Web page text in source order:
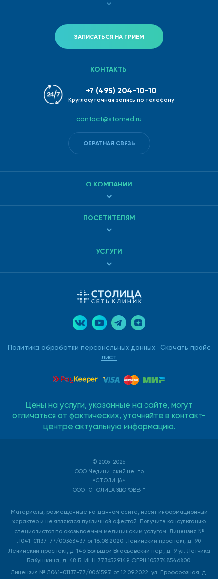
ЗАПИСАТЬСЯ НА ПРИЕМ
Политика обработки персональных данных
Скачать прайс
лист
О КОМПАНИИ
ПОСЕТИТЕЛЯМ
УСЛУГИ
КОНТАКТЫ
+7 (495) 204-10-10
Круглосуточная запись по телефону
contact@stomed.ru
ОБРАТНАЯ СВЯЗЬ
Цены на услуги, указанные на сайте, могут
отличаться от фактических, уточняйте в контакт-
центре актуальную информацию.
© 2006-2026
ООО Медицинский центр
«СТОЛИЦА»
ООО "СТОЛИЦА ЗДОРОВЬЯ"
Материалы, размещенные на данном сайте, носят информационный
характер и не являются публичной офертой. Получите консультацию
специалистов по оказываемым медицинским услугам. Лицензия №
Л041-01137-77/00368437 от 18.08.2020. Ленинский проспект, д. 90
Ленинский проспект, д. 146 Большой Власьевский пер., д. 9 ул. Летчика
Бабушкина, д. 48 Б. ИНН 7736529149, ОГРН 1057748546800.
Лицензия № Л041-01137-77/00615931 от 12.09.2022. ул. Профсоюзная, д.